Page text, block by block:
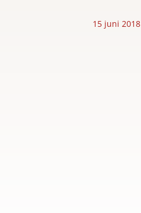
Publicerad
15 juni 2018